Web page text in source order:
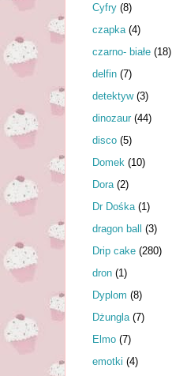
Cyfry (8)
czapka (4)
czarno- białe (18)
delfin (7)
detektyw (3)
dinozaur (44)
disco (5)
Domek (10)
Dora (2)
Dr Dośka (1)
dragon ball (3)
Drip cake (280)
dron (1)
Dyplom (8)
Dżungla (7)
Elmo (7)
emotki (4)